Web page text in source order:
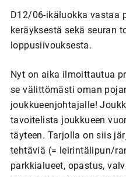
D12/06-ikäluokka vastaa
keräyksestä sekä seuran
loppusiivouksesta.
Nyt on aika ilmoittautua
se välittömästi oman
joukkueenjohtajalle!
tavoitelista joukkueen
täyteen. Tarjolla on siis
tehtäviä (= leirintälipun/
parkkialueet, opastus,